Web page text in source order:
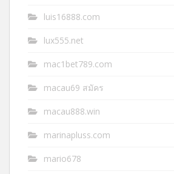
luis16888.com
lux555.net
mac1bet789.com
macau69 สมัคร
macau888.win
marinapluss.com
mario678